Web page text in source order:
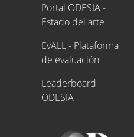
Portal ODESIA -
Estado del arte
EvALL - Plataforma
de evaluación
Leaderboard
ODESIA